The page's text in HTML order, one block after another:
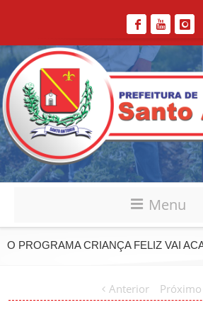
Menu
O PROGRAMA CRIANÇA FELIZ VAI
Anterior Próximo